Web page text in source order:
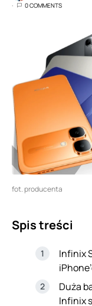
0 COMMENTS
fot. producenta
Spis treści
Infinix
Duża
Infinix